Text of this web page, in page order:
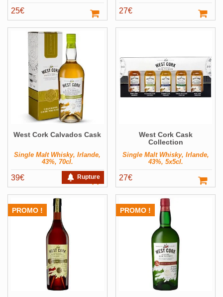
25€ 27€
Rupture
West Cork Calvados Cask
Single Malt Whisky, Irlande,
43%, 70cl.
39€
West Cork Cask
Collection
Single Malt Whisky, Irlande,
43%, 5x5cl.
27€
PROMO ! PROMO !